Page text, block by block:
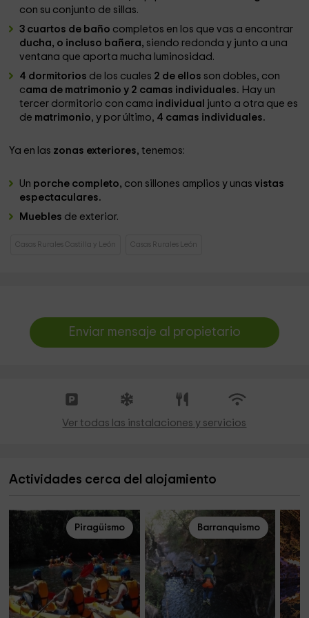
con su conjunto de sillas.
3 cuartos de baño completos en los que vas a encontrar
ducha, o incluso bañera, siendo redonda y junto a una
ventana que aporta mucha luminosidad.
4 dormitorios de los cuales 2 de ellos son dobles, con
cama de matrimonio y 2 camas individuales. Hay un
tercer dormitorio con cama individual junto a otra que es
de matrimonio, y por último, 4 camas individuales.
Ya en las zonas exteriores, tenemos:
Un porche completo, con sillones amplios y unasvistas
espectaculares.
Muebles de exterior.
Casas Rurales Castilla y León Casas Rurales León
Enviar mensaje al propietario
Ver todas las instalaciones y servicios
Actividades cerca del alojamiento
Piragüismo Barranquismo